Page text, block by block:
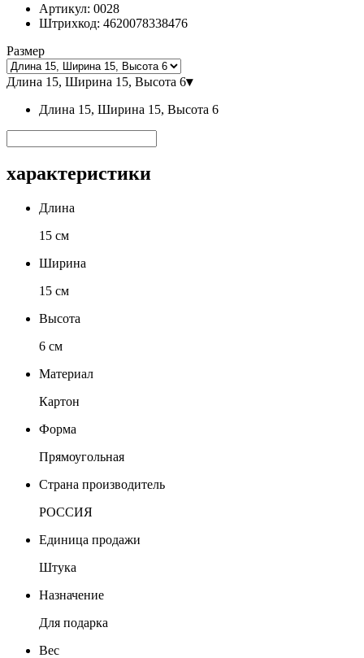
Артикул: 0028
Штрихкод: 4620078338476
Размер
Длина 15, Ширина 15, Высота 6▾
Длина 15, Ширина 15, Высота 6
характеристики
Длина
15 см
Ширина
15 см
Высота
6 см
Материал
Картон
Форма
Прямоугольная
Страна производитель
РОССИЯ
Единица продажи
Штука
Назначение
Для подарка
Вес